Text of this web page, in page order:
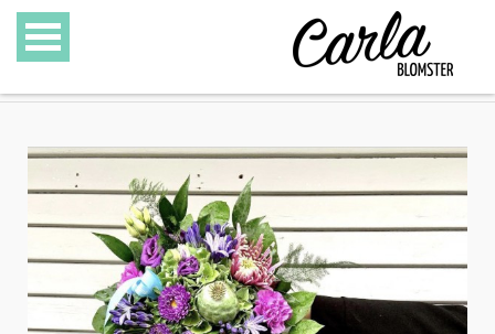
SPECIALITETER
GAVEKURVE
GAVEKORT